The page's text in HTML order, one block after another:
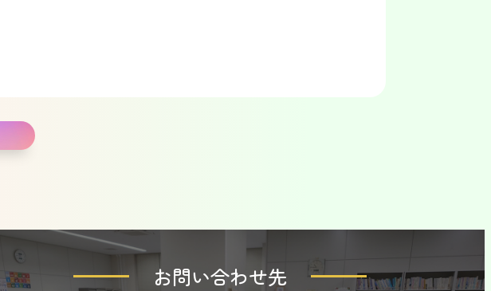
お問い合わせ先